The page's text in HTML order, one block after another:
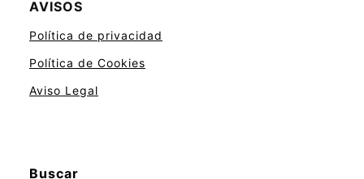
AVISOS
Política de privacidad
Política de Cookies
Aviso Legal
Buscar